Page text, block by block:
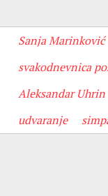
Sanja Marinković
svakodnevnica
Aleksandar Uhrin
udvaranje